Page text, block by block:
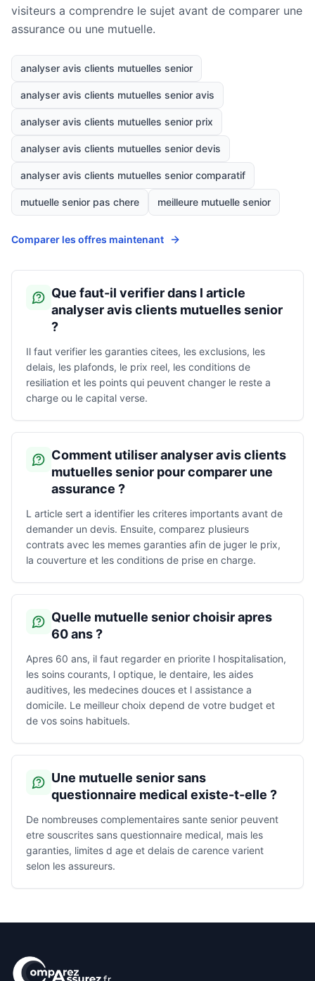
visiteurs a comprendre le sujet avant de comparer une
assurance ou une mutuelle.
analyser avis clients mutuelles senior
analyser avis clients mutuelles senior avis
analyser avis clients mutuelles senior prix
analyser avis clients mutuelles senior devis
analyser avis clients mutuelles senior comparatif
mutuelle senior pas chere meilleure mutuelle senior
Comparer les offres maintenant
Que faut-il verifier dans l article
analyser avis clients mutuelles senior
?
Il faut verifier les garanties citees, les exclusions, les
delais, les plafonds, le prix reel, les conditions de
resiliation et les points qui peuvent changer le reste a
charge ou le capital verse.
Comment utiliser analyser avis clients
mutuelles senior pour comparer une
assurance ?
L article sert a identifier les criteres importants avant de
demander un devis. Ensuite, comparez plusieurs
contrats avec les memes garanties afin de juger le prix,
la couverture et les conditions de prise en charge.
Quelle mutuelle senior choisir apres
60 ans ?
Apres 60 ans, il faut regarder en priorite l hospitalisation,
les soins courants, l optique, le dentaire, les aides
auditives, les medecines douces et l assistance a
domicile. Le meilleur choix depend de votre budget et
de vos soins habituels.
Une mutuelle senior sans
questionnaire medical existe-t-elle ?
De nombreuses complementaires sante senior peuvent
etre souscrites sans questionnaire medical, mais les
garanties, limites d age et delais de carence varient
selon les assureurs.